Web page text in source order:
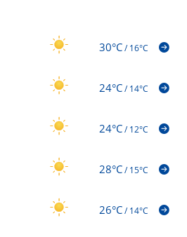
30°C/16°C
24°C/14°C
24°C/12°C
28°C/15°C
26°C/14°C